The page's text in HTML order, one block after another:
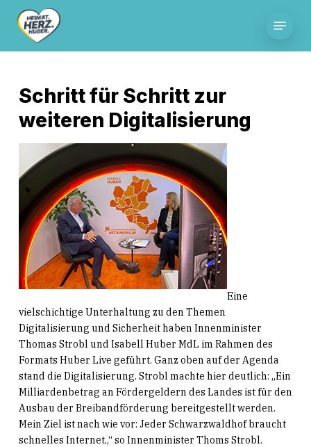
content
Schritt für Schritt zur
weiteren Digitalisierung
Eine
vielschichtige Unterhaltung zu den Themen
Digitalisierung und Sicherheit haben Innenminister
Thomas Strobl und Isabell Huber MdL im Rahmen des
Formats Huber Live geführt. Ganz oben auf der Agenda
stand die Digitalisierung. Strobl machte hier deutlich: „Ein
Milliardenbetrag an Fördergeldern des Landes ist für den
Ausbau der Breibandförderung bereitgestellt werden.
Mein Ziel ist nach wie vor: Jeder Schwarzwaldhof braucht
schnelles Internet.,“ so Innenminister Thoms Strobl.